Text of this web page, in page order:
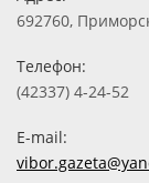
692760,
Телефон:
(42337) 4-24-52
E-mail: